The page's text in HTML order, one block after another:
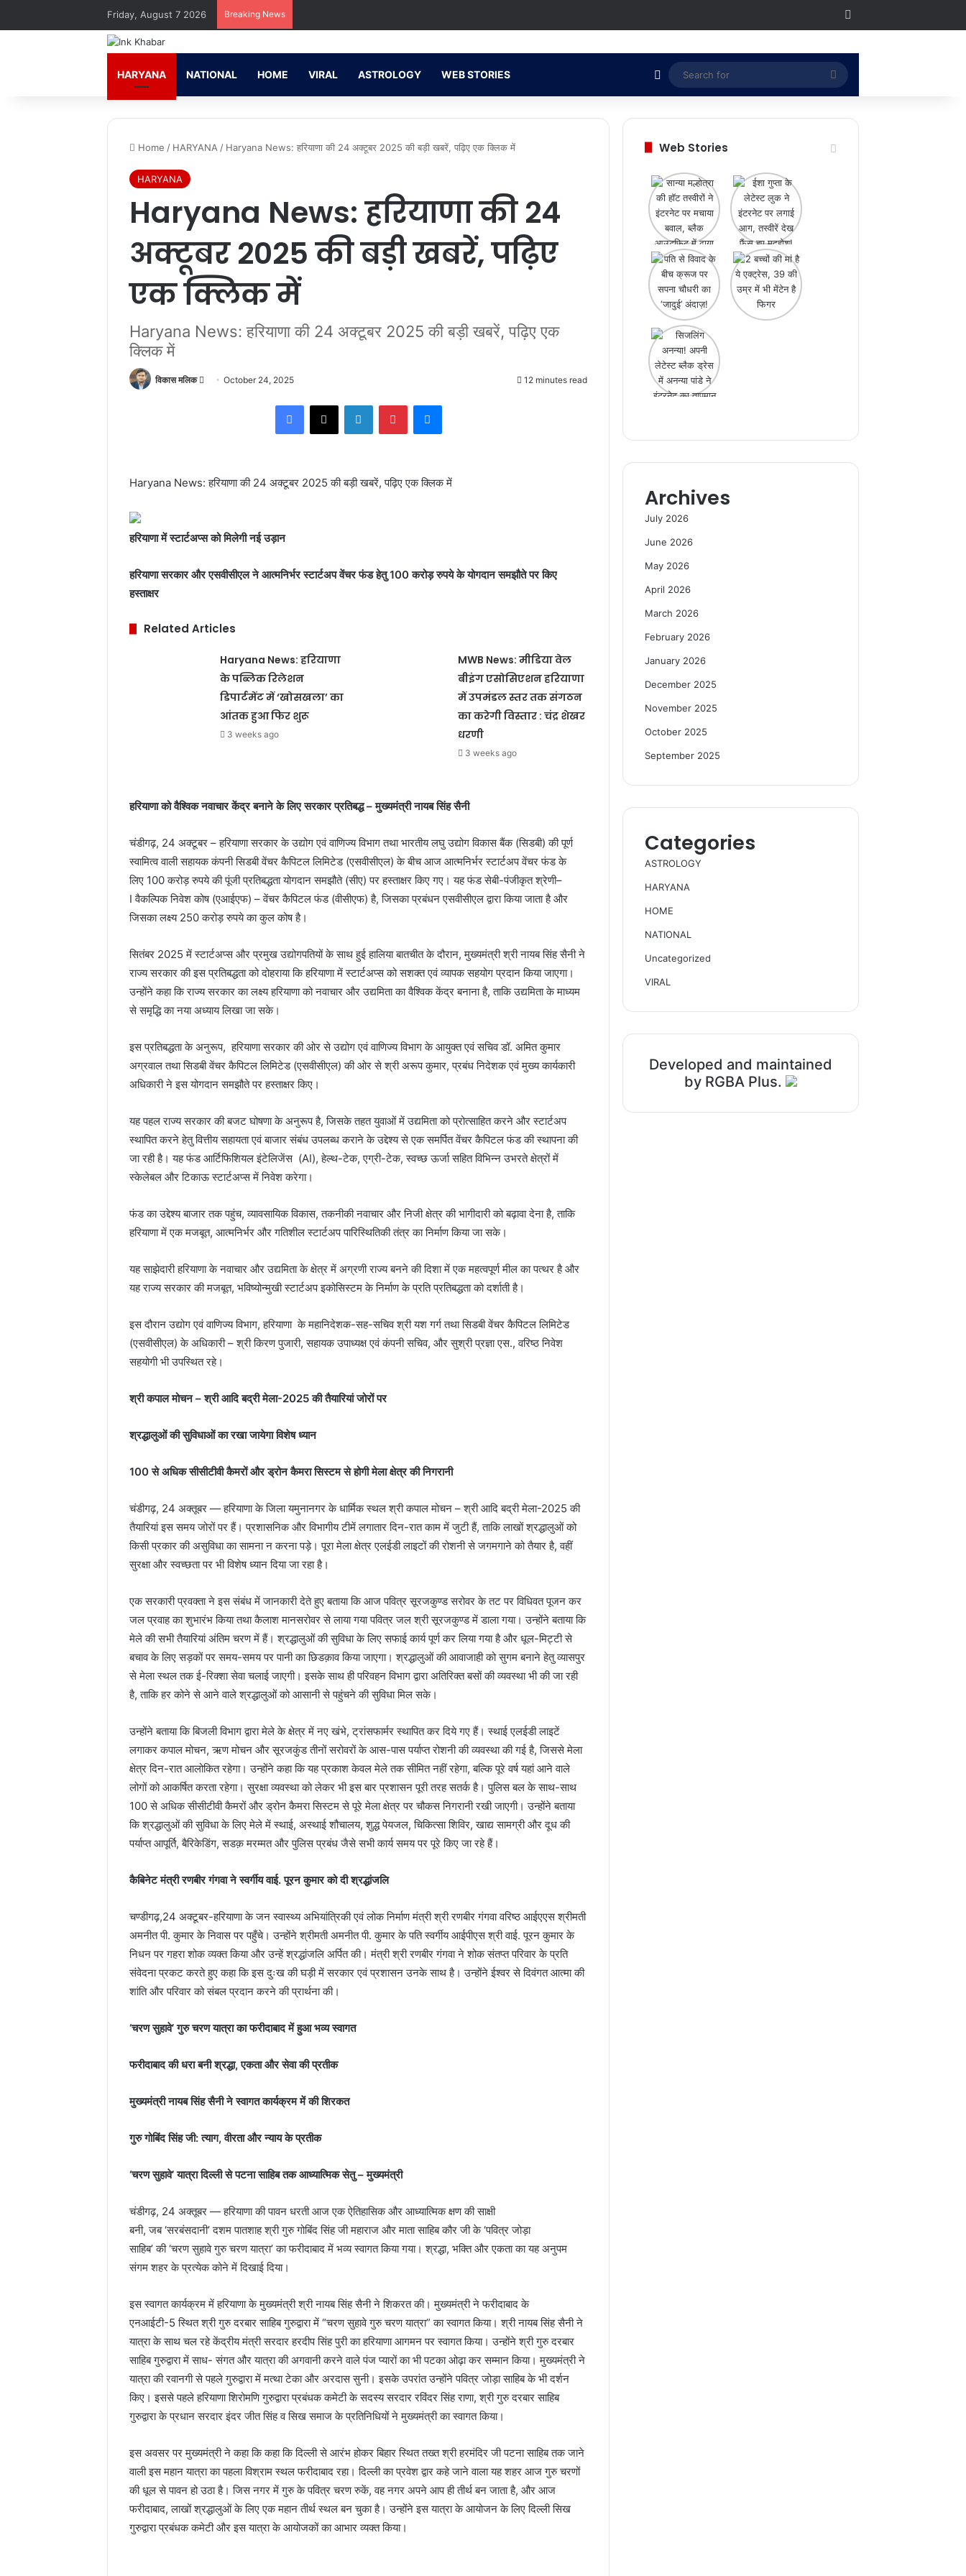
Friday, August 7 2026 Breaking News
HARYANA NATIONAL HOME VIRAL ASTROLOGY WEB STORIES Switch skin
Search
for
Home / HARYANA / Haryana News: हरियाणा की 24 अक्टूबर 2025 की बड़ी खबरें, पढ़िए एक क्लिक में
HARYANA
Haryana News: हरियाणा की 24
अक्टूबर 2025 की बड़ी खबरें, पढ़िए
एक क्लिक में
Haryana News: हरियाणा की 24 अक्टूबर 2025 की बड़ी खबरें, पढ़िए एक
क्लिक में
विकास मलिक
e
i
October 24, 2025 12 minutes read
Facebook X LinkedIn Pinterest Messenger
Haryana News: हरियाणा की 24 अक्टूबर 2025 की बड़ी खबरें, पढ़िए एक क्लिक में
हरियाणा में स्टार्टअप्स को मिलेगी नई उड़ान
हरियाणा सरकार और एसवीसीएल ने आत्मनिर्भर स्टार्टअप वेंचर फंड हेतु100 करोड़ रुपये के योगदान समझौते पर किए
हस्ताक्षर
Related Articles
Haryana News: हरियाणा
के पब्लिक रिलेशन
डिपार्टमेंट में ‘खोसखला’ का
आंतक हुआ फिर शुरू
3 weeks ago
MWB News: मीडिया वेल
बीइंग एसोसिएशन हरियाणा
में उपमंडल स्तर तक संगठन
का करेगी विस्तार : चंद्र शेखर
धरणी
3 weeks ago
हरियाणा को वैश्विक नवाचार केंद्र बनाने के लिए सरकार प्रतिबद्ध – मुख्यमंत्री नायब सिंह सैनी
चंडीगढ़, 24 अक्टूबर – हरियाणा सरकार के उद्योग एवं वाणिज्य विभाग तथा भारतीय लघु उद्योग विकास बैंक (सिडबी) की पूर्ण
स्वामित्व वाली सहायक कंपनी सिडबी वेंचर कैपिटल लिमिटेड (एसवीसीएल) के बीच आज आत्मनिर्भर स्टार्टअप वेंचर फंड के
लिए 100 करोड़ रुपये की पूंजी प्रतिबद्धता योगदान समझौते (सीए) पर हस्ताक्षर किए गए। यह फंड सेबी-पंजीकृत श्रेणी–
I वैकल्पिक निवेश कोष (एआईएफ) – वेंचर कैपिटल फंड (वीसीएफ) है, जिसका प्रबंधन एसवीसीएल द्वारा किया जाता है और
जिसका लक्ष्य 250 करोड़ रुपये का कुल कोष है।
सितंबर 2025 में स्टार्टअप्स और प्रमुख उद्योगपतियों के साथ हुई हालिया बातचीत के दौरान, मुख्यमंत्री श्री नायब सिंह सैनी ने
राज्य सरकार की इस प्रतिबद्धता को दोहराया कि हरियाणा में स्टार्टअप्स को सशक्त एवं व्यापक सहयोग प्रदान किया जाएगा।
उन्होंने कहा कि राज्य सरकार का लक्ष्य हरियाणा को नवाचार और उद्यमिता का वैश्विक केंद्र बनाना है, ताकि उद्यमिता के माध्यम
से समृद्धि का नया अध्याय लिखा जा सके।
इस प्रतिबद्धता के अनुरूप, हरियाणा सरकार की ओर से उद्योग एवं वाणिज्य विभाग के आयुक्त एवं सचिव डॉ. अमित कुमार
अग्रवाल तथा सिडबी वेंचर कैपिटल लिमिटेड (एसवीसीएल) की ओर से श्री अरूप कुमार, प्रबंध निदेशक एवं मुख्य कार्यकारी
अधिकारी ने इस योगदान समझौते पर हस्ताक्षर किए।
यह पहल राज्य सरकार की बजट घोषणा के अनुरूप है, जिसके तहत युवाओं में उद्यमिता को प्रोत्साहित करने और स्टार्टअप
स्थापित करने हेतु वित्तीय सहायता एवं बाजार संबंध उपलब्ध कराने के उद्देश्य से एक समर्पित वेंचर कैपिटल फंड की स्थापना की
जा रही है। यह फंड आर्टिफिशियल इंटेलिजेंस (AI), हेल्थ-टेक, एग्री-टेक, स्वच्छ ऊर्जा सहित विभिन्न उभरते क्षेत्रों में
स्केलेबल और टिकाऊ स्टार्टअप्स में निवेश करेगा।
फंड का उद्देश्य बाजार तक पहुंच, व्यावसायिक विकास, तकनीकी नवाचार और निजी क्षेत्र की भागीदारी को बढ़ावा देना है, ताकि
हरियाणा में एक मजबूत, आत्मनिर्भर और गतिशील स्टार्टअप पारिस्थितिकी तंत्र का निर्माण किया जा सके।
यह साझेदारी हरियाणा के नवाचार और उद्यमिता के क्षेत्र में अग्रणी राज्य बनने की दिशा में एक महत्वपूर्ण मील का पत्थर है और
यह राज्य सरकार की मजबूत, भविष्योन्मुखी स्टार्टअप इकोसिस्टम के निर्माण के प्रति प्रतिबद्धता को दर्शाती है।
इस दौरान उद्योग एवं वाणिज्य विभाग, हरियाणा के महानिदेशक-सह-सचिव श्री यश गर्ग तथा सिडबी वेंचर कैपिटल लिमिटेड
(एसवीसीएल) के अधिकारी – श्री किरण पुजारी, सहायक उपाध्यक्ष एवं कंपनी सचिव, और सुश्री प्रज्ञा एस., वरिष्ठ निवेश
सहयोगी भी उपस्थित रहे।
श्री कपाल मोचन – श्री आदि बद्री मेला-2025 की तैयारियां जोरों पर
श्रद्धालुओं की सुविधाओं का रखा जायेगा विशेष ध्यान
100 से अधिक सीसीटीवी कैमरों और ड्रोन कैमरा सिस्टम से होगी मेला क्षेत्र की निगरानी
चंडीगढ़, 24 अक्तूबर — हरियाणा के जिला यमुनानगर के धार्मिक स्थल श्री कपाल मोचन – श्री आदि बद्री मेला-2025 की
तैयारियां इस समय जोरों पर हैं। प्रशासनिक और विभागीय टीमें लगातार दिन-रात काम में जुटी हैं, ताकि लाखों श्रद्धालुओं को
किसी प्रकार की असुविधा का सामना न करना पड़े। पूरा मेला क्षेत्र एलईडी लाइटों की रोशनी से जगमगाने को तैयार है, वहीं
सुरक्षा और स्वच्छता पर भी विशेष ध्यान दिया जा रहा है।
एक सरकारी प्रवक्ता ने इस संबंध में जानकारी देते हुए बताया कि आज पवित्र सूरजकुण्ड सरोवर के तट पर विधिवत पूजन कर
जल प्रवाह का शुभारंभ किया तथा कैलाश मानसरोवर से लाया गया पवित्र जल श्री सूरजकुण्ड में डाला गया। उन्होंने बताया कि
मेले की सभी तैयारियां अंतिम चरण में हैं। श्रद्धालुओं की सुविधा के लिए सफाई कार्य पूर्ण कर लिया गया है और धूल-मिट्टी से
बचाव के लिए सड़कों पर समय-समय पर पानी का छिडक़ाव किया जाएगा। श्रद्धालुओं की आवाजाही को सुगम बनाने हेतु व्यासपुर
से मेला स्थल तक ई-रिक्शा सेवा चलाई जाएगी। इसके साथ ही परिवहन विभाग द्वारा अतिरिक्त बसों की व्यवस्था भी की जा रही
है, ताकि हर कोने से आने वाले श्रद्धालुओं को आसानी से पहुंचने की सुविधा मिल सके।
उन्होंने बताया कि बिजली विभाग द्वारा मेले के क्षेत्र में नए खंभे, ट्रांसफार्मर स्थापित कर दिये गए हैं। स्थाई एलईडी लाइटें
लगाकर कपाल मोचन, ऋण मोचन और सूरजकुंड तीनों सरोवरों के आस-पास पर्याप्त रोशनी की व्यवस्था की गई है, जिससे मेला
क्षेत्र दिन-रात आलोकित रहेगा। उन्होंने कहा कि यह प्रकाश केवल मेले तक सीमित नहीं रहेगा, बल्कि पूरे वर्ष यहां आने वाले
लोगों को आकर्षित करता रहेगा। सुरक्षा व्यवस्था को लेकर भी इस बार प्रशासन पूरी तरह सतर्क है। पुलिस बल के साथ-साथ
100 से अधिक सीसीटीवी कैमरों और ड्रोन कैमरा सिस्टम से पूरे मेला क्षेत्र पर चौकस निगरानी रखी जाएगी। उन्होंने बताया
कि श्रद्धालुओं की सुविधा के लिए मेले में स्थाई, अस्थाई शौचालय, शुद्ध पेयजल, चिकित्सा शिविर, खाद्य सामग्री और दूध की
पर्याप्त आपूर्ति, बैरिकेडिंग, सडक़ मरम्मत और पुलिस प्रबंध जैसे सभी कार्य समय पर पूरे किए जा रहे हैं।
कैबिनेट मंत्री रणबीर गंगवा ने स्वर्गीय वाई. पूरन कुमार को दी श्रद्धांजलि
चण्डीगढ़,24 अक्टूबर-हरियाणा के जन स्वास्थ्य अभियांत्रिकी एवं लोक निर्माण मंत्री श्री रणबीर गंगवा वरिष्ठ आईएएस श्रीमती
अमनीत पी. कुमार के निवास पर पहुँचे। उन्होंने श्रीमती अमनीत पी. कुमार के पति स्वर्गीय आईपीएस श्री वाई. पूरन कुमार के
निधन पर गहरा शोक व्यक्त किया और उन्हें श्रद्धांजलि अर्पित की। मंत्री श्री रणबीर गंगवा ने शोक संतप्त परिवार के प्रति
संवेदना प्रकट करते हुए कहा कि इस दुःख की घड़ी में सरकार एवं प्रशासन उनके साथ है। उन्होंने ईश्वर से दिवंगत आत्मा की
शांति और परिवार को संबल प्रदान करने की प्रार्थना की।
‘चरण सुहावे’ गुरु चरण यात्रा का फरीदाबाद में हुआ भव्य स्वागत
फरीदाबाद की धरा बनी श्रद्धा, एकता और सेवा की प्रतीक
मुख्यमंत्री नायब सिंह सैनी ने स्वागत कार्यक्रम में की शिरकत
गुरु गोबिंद सिंह जी: त्याग, वीरता और न्याय के प्रतीक
‘चरण सुहावे’ यात्रा दिल्ली से पटना साहिब तक आध्यात्मिक सेतु – मुख्यमंत्री
चंडीगढ़, 24 अक्तूबर — हरियाणा की पावन धरती आज एक ऐतिहासिक और आध्यात्मिक क्षण की साक्षी
बनी, जब ‘सरबंसदानी’ दशम पातशाह श्री गुरु गोबिंद सिंह जी महाराज और माता साहिब कौर जी के ‘पवित्र जोड़ा
साहिब’ की ‘चरण सुहावे गुरु चरण यात्रा’ का फरीदाबाद में भव्य स्वागत किया गया। श्रद्धा, भक्ति और एकता का यह अनुपम
संगम शहर के प्रत्येक कोने में दिखाई दिया।
इस स्वागत कार्यक्रम में हरियाणा के मुख्यमंत्री श्री नायब सिंह सैनी ने शिकरत की। मुख्यमंत्री ने फरीदाबाद के
एनआईटी-5 स्थित श्री गुरु दरबार साहिब गुरुद्वारा में “चरण सुहावे गुरु चरण यात्रा” का स्वागत किया। श्री नायब सिंह सैनी ने
यात्रा के साथ चल रहे केंद्रीय मंत्री सरदार हरदीप सिंह पुरी का हरियाणा आगमन पर स्वागत किया। उन्होंने श्री गुरु दरबार
साहिब गुरुद्वारा में साध- संगत और यात्रा की अगवानी करने वाले पंज प्यारों का भी पटका ओढ़ा कर सम्मान किया। मुख्यमंत्री ने
यात्रा की रवानगी से पहले गुरुद्वारा में मत्था टेका और अरदास सुनी। इसके उपरांत उन्होंने पवित्र जोड़ा साहिब के भी दर्शन
किए। इससे पहले हरियाणा शिरोमणि गुरुद्वारा प्रबंधक कमेटी के सदस्य सरदार रविंदर सिंह राणा, श्री गुरु दरबार साहिब
गुरुद्वारा के प्रधान सरदार इंदर जीत सिंह व सिख समाज के प्रतिनिधियों ने मुख्यमंत्री का स्वागत किया।
इस अवसर पर मुख्यमंत्री ने कहा कि कहा कि दिल्ली से आरंभ होकर बिहार स्थित तख्त श्री हरमंदिर जी पटना साहिब तक जाने
वाली इस महान यात्रा का पहला विश्राम स्थल फरीदाबाद रहा। दिल्ली का प्रवेश द्वार कहे जाने वाला यह शहर आज गुरु चरणों
की धूल से पावन हो उठा है। जिस नगर में गुरु के पवित्र चरण रुकें, वह नगर अपने आप ही तीर्थ बन जाता है, और आज
फरीदाबाद, लाखों श्रद्धालुओं के लिए एक महान तीर्थ स्थल बन चुका है। उन्होंने इस यात्रा के आयोजन के लिए दिल्ली सिख
गुरुद्वारा प्रबंधक कमेटी और इस यात्रा के आयोजकों का आभार व्यक्त किया।
Web Stories
Archives
July 2026
June 2026
May 2026
April 2026
March 2026
February 2026
January 2026
December 2025
November 2025
October 2025
September 2025
Categories
ASTROLOGY
HARYANA
HOME
NATIONAL
Uncategorized
VIRAL
Developed and maintained
by RGBA Plus.